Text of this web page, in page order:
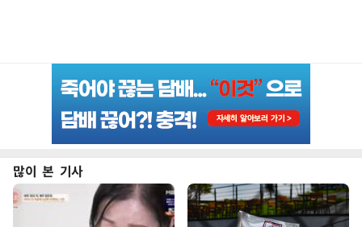
많이 본 기사